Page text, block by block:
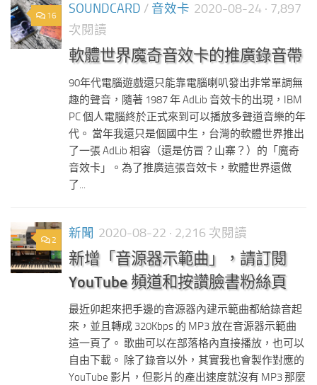
16 SOUNDCARD / 音效卡 2020-08-24 · 7,897
次閱讀
軟體世界魔奇音效卡的推廣錄音帶
90年代電腦遊戲還只能靠電腦喇叭發出非常單調無
趣的聲音，隨著 1987 年 AdLib 音效卡的出現，IBM
PC 個人電腦終於正式來到可以播放多聲道音樂的年
代。 當年我還只是個國中生，台灣的軟體世界推出
了一張 AdLib 相容（還是仿冒？山寨？）的「魔奇
音效卡」。為了推廣這張音效卡，軟體世界還做
了...
2 新聞 2020-08-22 · 2,216 次閱讀
新增「音源器示範曲」，請訂閱
YouTube 頻道和按讚臉書粉絲頁
最近卯起來把手邊的音源器內建示範曲都給錄音起
來，並且轉成 320Kbps 的 MP3 放在音源器示範曲
這一頁了。 歌曲可以在部落格內直接播放，也可以
自由下載。 除了錄音以外，其實我也會製作對應的
YouTube 影片，但影片的產出速度就沒有 MP3 那麼